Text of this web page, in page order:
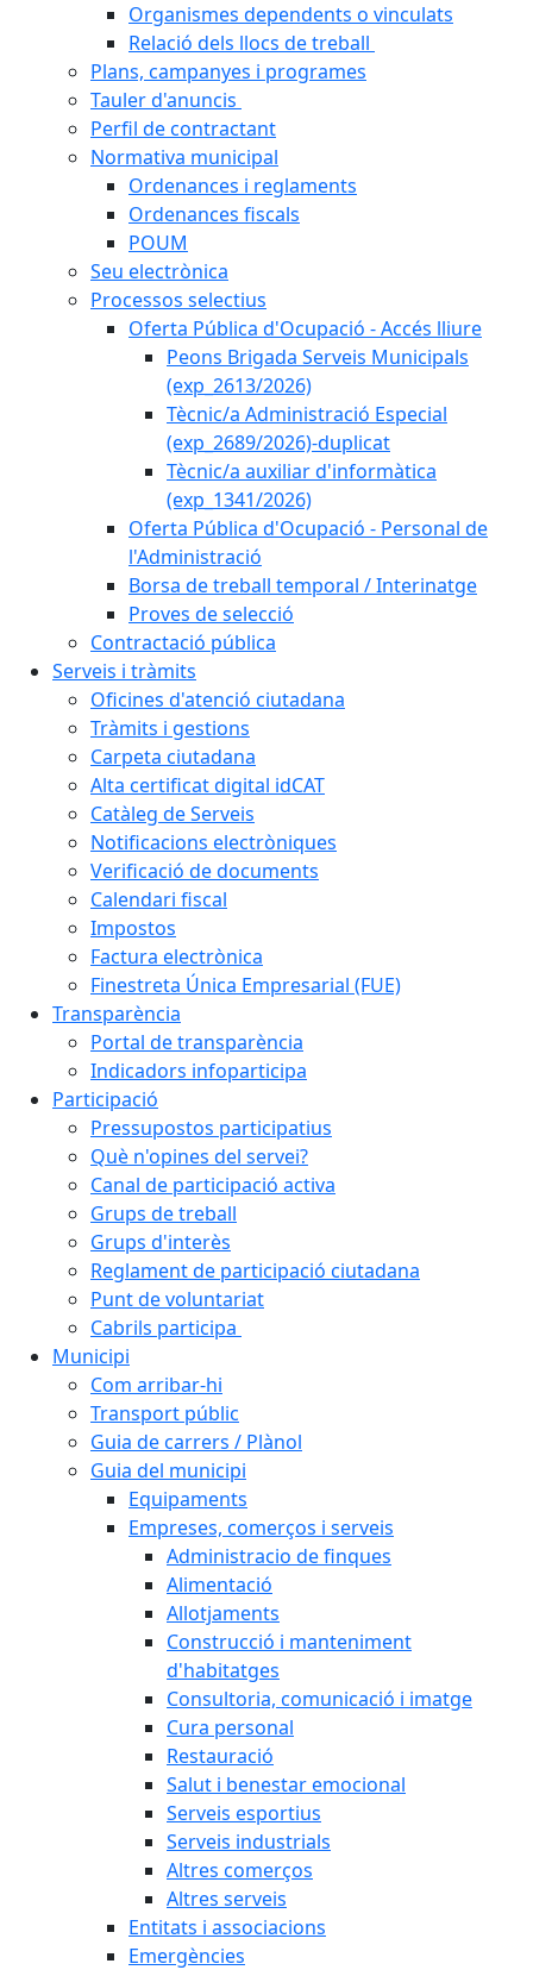
Organismes dependents o vinculats
Relació dels llocs de treball
Plans, campanyes i programes
Tauler d'anuncis
Perfil de contractant
Normativa municipal
Ordenances i reglaments
Ordenances fiscals
POUM
Seu electrònica
Processos selectius
Oferta Pública d'Ocupació - Accés lliure
Peons Brigada Serveis Municipals
(exp_2613/2026)
Tècnic/a Administració Especial
(exp_2689/2026)-duplicat
Tècnic/a auxiliar d'informàtica
(exp_1341/2026)
Oferta Pública d'Ocupació - Personal de
l'Administració
Borsa de treball temporal / Interinatge
Proves de selecció
Contractació pública
Serveis i tràmits
Oficines d'atenció ciutadana
Tràmits i gestions
Carpeta ciutadana
Alta certificat digital idCAT
Catàleg de Serveis
Notificacions electròniques
Verificació de documents
Calendari fiscal
Impostos
Factura electrònica
Finestreta Única Empresarial (FUE)
Transparència
Portal de transparència
Indicadors infoparticipa
Participació
Pressupostos participatius
Què n'opines del servei?
Canal de participació activa
Grups de treball
Grups d'interès
Reglament de participació ciutadana
Punt de voluntariat
Cabrils participa
Municipi
Com arribar-hi
Transport públic
Guia de carrers / Plànol
Guia del municipi
Equipaments
Empreses, comerços i serveis
Administracio de finques
Alimentació
Allotjaments
Construcció i manteniment
d'habitatges
Consultoria, comunicació i imatge
Cura personal
Restauració
Salut i benestar emocional
Serveis esportius
Serveis industrials
Altres comerços
Altres serveis
Entitats i associacions
Emergències